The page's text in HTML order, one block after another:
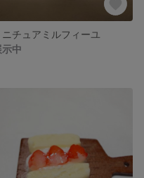
ニチュアミルフィーユ
示中